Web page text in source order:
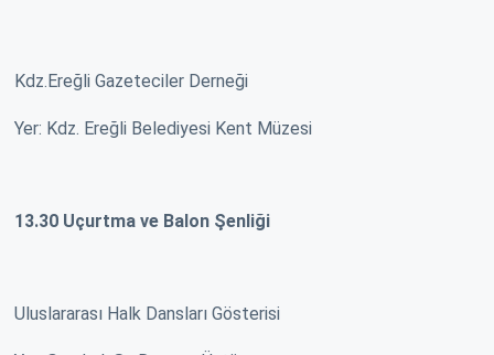
Kdz.Ereğli Gazeteciler Derneği
Yer: Kdz. Ereğli Belediyesi Kent Müzesi
13.30 Uçurtma ve Balon Şenliği
Uluslararası Halk Dansları Gösterisi